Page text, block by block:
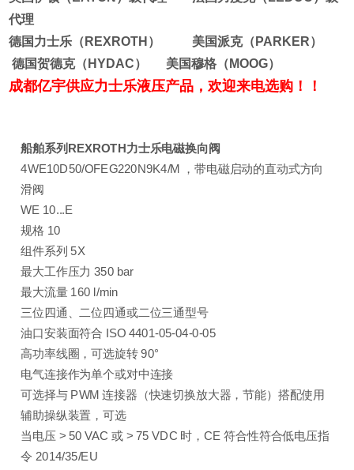
代理
德国力士乐（REXROTH） 美国派克（PARKER）
德国贺德克（HYDAC） 美国穆格（MOOG）
成都亿宇供应力士乐液压产品，欢迎来电选购！！
船舶系列REXROTH力士乐电磁换向阀
4WE10D50/OFEG220N9K4/M ，带电磁启动的直动式方向
滑阀
WE 10...E
规格 10
组件系列 5X
最大工作压力 350 bar
最大流量 160 l/min
三位四通、二位四通或二位三通型号
油口安装面符合 ISO 4401-05-04-0-05
高功率线圈，可选旋转 90°
电气连接作为单个或对中连接
可选择与 PWM 连接器（快速切换放大器，节能）搭配使用
辅助操纵装置，可选
当电压 > 50 VAC 或 > 75 VDC 时，CE 符合性符合低电压指
令 2014/35/EU